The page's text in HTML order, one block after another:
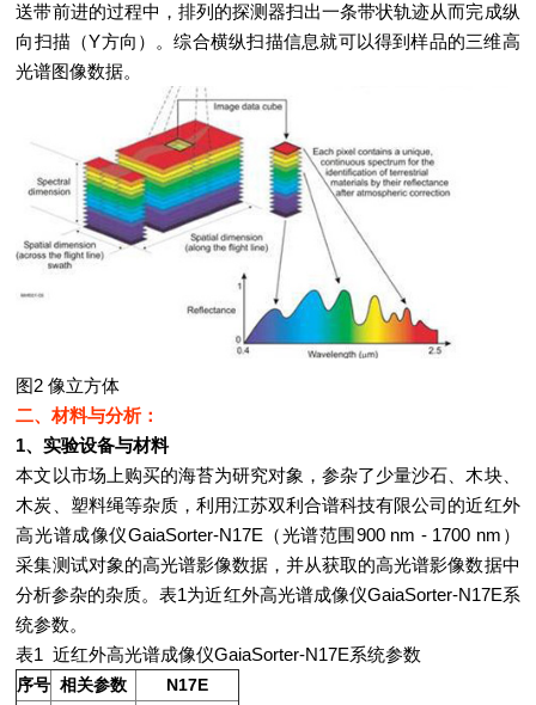
送带前进的过程中，排列的探测器扫出一条带状轨迹从而完成纵
向扫描（Y方向）。综合横纵扫描信息就可以得到样品的三维高
光谱图像数据。
图2 像立方体
二、材料与分析：
1、实验设备与材料
本文以市场上购买的海苔为研究对象，参杂了少量沙石、木块、
木炭、塑料绳等杂质，利用江苏双利合谱科技有限公司的近红外
高光谱成像仪GaiaSorter-N17E（光谱范围900 nm - 1700 nm）
采集测试对象的高光谱影像数据，并从获取的高光谱影像数据中
分析参杂的杂质。表1为近红外高光谱成像仪GaiaSorter-N17E系
统参数。
表1 近红外高光谱成像仪GaiaSorter-N17E系统参数
序号 相关参数
N17E